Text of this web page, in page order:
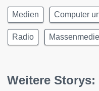
Medien Computer
Radio
Weitere Storys: